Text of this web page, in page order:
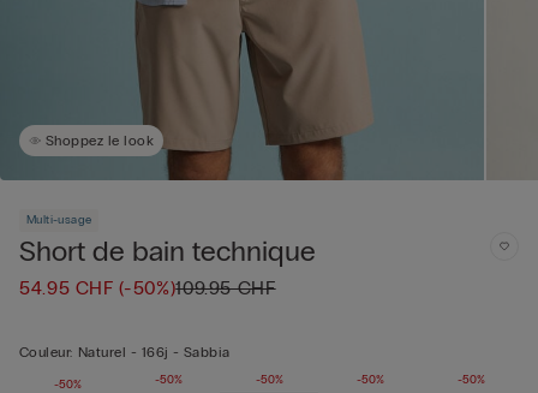
Shoppez le look
Multi-usage
Short de bain technique
54.95 CHF(-50%)109.95 CHF
Couleur: Naturel - 166j - Sabbia
-50% -50% -50% -50% -50%
-50%